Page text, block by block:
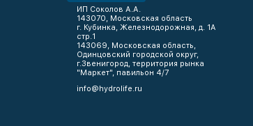
ИП Соколов А.А.
143070, Московская область
г. Кубинка, Железнодорожная, д. 1А
стр.1
143069, Московская область,
Одинцовский городской округ,
г.Звенигород, территория рынка
"Маркет", павильон 4/7
info@hydrolife.ru